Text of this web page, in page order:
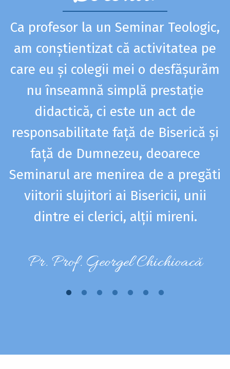
Ca profesor la un Seminar Teologic,
am conștientizat că activitatea pe
care eu și colegii mei o desfășurăm
nu înseamnă simplă prestație
didactică, ci este un act de
responsabilitate față de Biserică și
față de Dumnezeu, deoarece
Seminarul are menirea de a pregăti
viitorii slujitori ai Bisericii, unii
dintre ei clerici, alții mireni.
Pr. Prof. Georgel Chichioacă